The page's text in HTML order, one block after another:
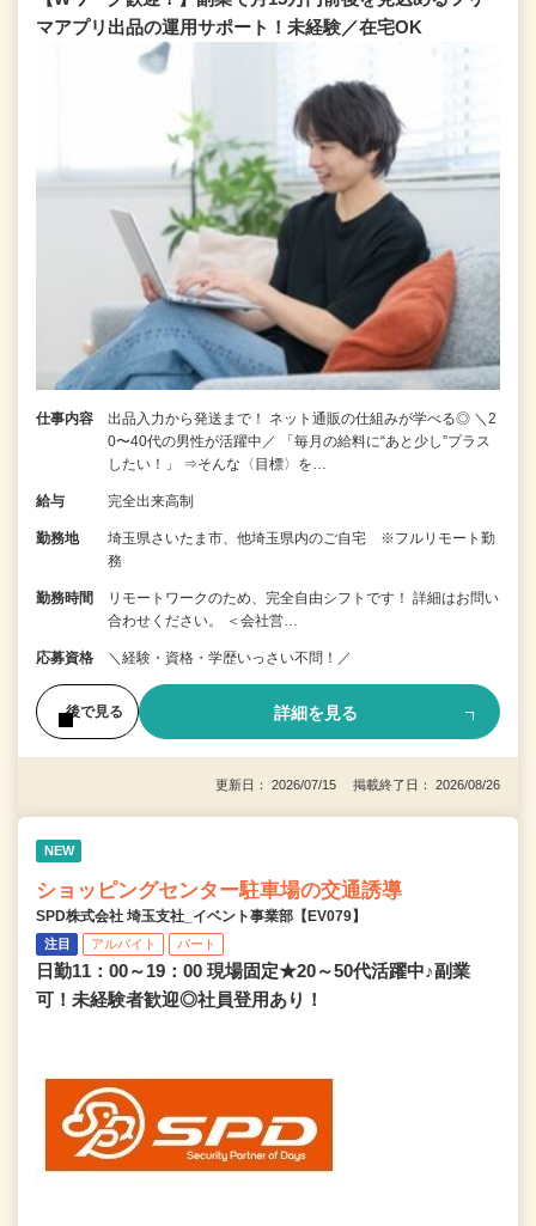
マアプリ出品の運用サポート！未経験／在宅OK
仕事内容
出品入力から発送まで！ ネット通販の仕組みが学べる◎ ＼2
0〜40代の男性が活躍中／ 「毎月の給料に“あと少し”プラス
したい！」 ⇒そんな〈目標〉を…
給与 完全出来高制
勤務地
埼玉県さいたま市、他埼玉県内のご自宅 ※フルリモート勤
務
勤務時間
リモートワークのため、完全自由シフトです！ 詳細はお問い
合わせください。 ＜会社営…
応募資格 ＼経験・資格・学歴いっさい不問！／
後で見る 詳細を見る
更新日： 2026/07/15 掲載終了日： 2026/08/26
NEW
ショッピングセンター駐車場の交通誘導
SPD株式会社 埼玉支社_イベント事業部【EV079】
注目 アルバイト パート
日勤11：00～19：00 現場固定★20～50代活躍中♪副業
可！未経験者歓迎◎社員登用あり！